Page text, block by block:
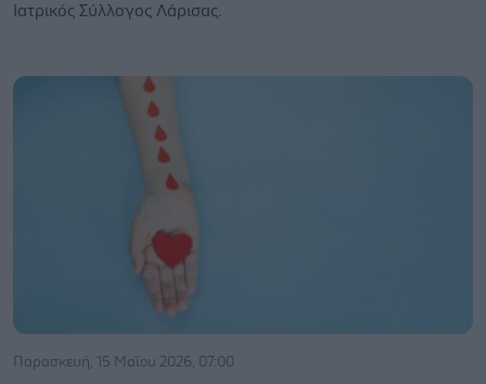
Ιατρικός Σύλλογος Λάρισας.
Παρασκευή, 15 Μαΐου 2026, 07:00